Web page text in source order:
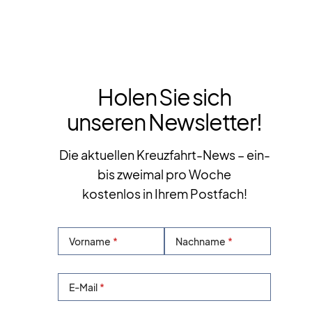
Holen Sie sich
unseren Newsletter!
Die aktuellen Kreuzfahrt-News – ein-
bis zweimal pro Woche
kostenlos in Ihrem Postfach!
Vorname Nachname
E-Mail